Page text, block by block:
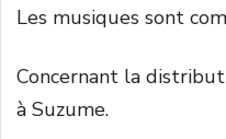
Les musiques sont
Concernant la
à Suzume.